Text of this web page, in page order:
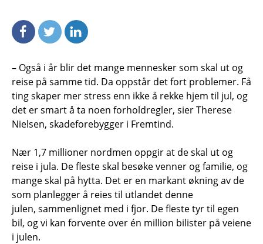
– Også i år blir det mange mennesker som skal ut og
reise på samme tid. Da oppstår det fort problemer. Få
ting skaper mer stress enn ikke å rekke hjem til jul, og
det er smart å ta noen forholdregler, sier Therese
Nielsen, skadeforebygger i Fremtind.
Nær 1,7 millioner nordmen oppgir at de skal ut og
reise i jula. De fleste skal besøke venner og familie, og
mange skal på hytta. Det er en markant økning av de
som planlegger å reies til utlandet denne
julen, sammenlignet med i fjor. De fleste tyr til egen
bil, og vi kan forvente over én million bilister på veiene
i julen.